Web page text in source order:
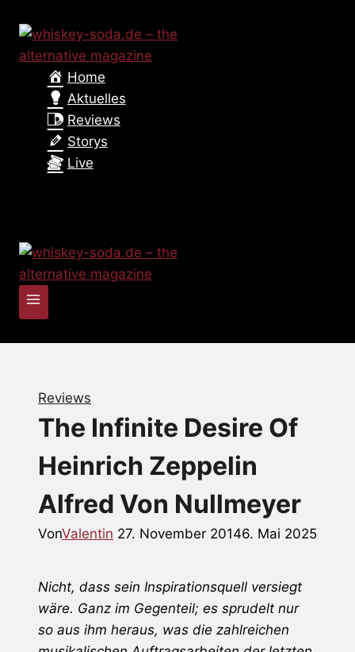
Inhalt
springen
Home
Aktuelles
Reviews
Storys
Live
Reviews
The Infinite Desire Of
Heinrich Zeppelin
Alfred Von Nullmeyer
VonValentin 27. November 20146. Mai 2025
Nicht, dass sein Inspirationsquell versiegt
wäre. Ganz im Gegenteil; es sprudelt nur
so aus ihm heraus, was die zahlreichen